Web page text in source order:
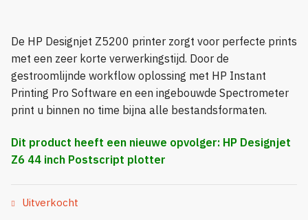
De HP Designjet Z5200 printer zorgt voor perfecte prints
met een zeer korte verwerkingstijd. Door de
gestroomlijnde workflow oplossing met HP Instant
Printing Pro Software en een ingebouwde Spectrometer
print u binnen no time bijna alle bestandsformaten.
Dit product heeft een nieuwe opvolger: HP Designjet
Z6 44 inch Postscript plotter
Uitverkocht